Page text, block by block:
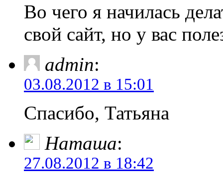
Во чего я начилась
свой сайт, но у вас
admin:
03.08.2012 в 15:01
Спасибо, Татьяна
Наташа:
27.08.2012 в 18:42